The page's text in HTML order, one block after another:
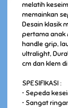
melatih
memainkan
Desain klasik
pertama anak
handle grip,
ultralight,
cm dan klem
SPESIFIKASI :
• Sepeda
• Sangat